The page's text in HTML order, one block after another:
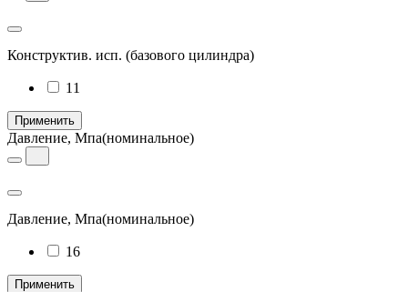
Конструктив. исп. (базового цилиндра)
11
Применить
Давление, Мпа(номинальное)
Давление, Мпа(номинальное)
16
Применить